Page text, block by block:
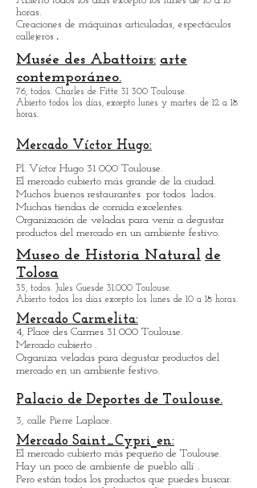
Halle la máquina
3, avenida del Aérodrome de Montaudran 31 400
Toulouse.
Abierto todos los días excepto los lunes de 10 a 18
horas.
Creaciones de máquinas articuladas, espectáculos
callejeros .
contemporáneo.
76, todos. Charles de Fitte 31 300 Toulouse.
Abierto todos los días, excepto lunes y martes de 12 a 18
horas.
Mercado Víctor Hugo:
Pl. Víctor Hugo 31 000 Toulouse.
El mercado cubierto más grande de la ciudad.
Muchos buenos restaurantes
Muchas tiendas de comida excelentes.
Organización de veladas para venir a degustar
productos del mercado en un ambiente festivo.
Museo de Historia Natural
Tolosa
35, todos. Jules Guesde 31.000 Toulouse.
Abierto todos los días excepto los lunes de 10 a 18 horas.
Mercado Carmelita:
4, Place des Carmes 31 000 Toulouse.
Mercado cubierto .
Organiza veladas para degustar productos del
mercado en un ambiente festivo.
Palacio de Deportes de Toulouse.